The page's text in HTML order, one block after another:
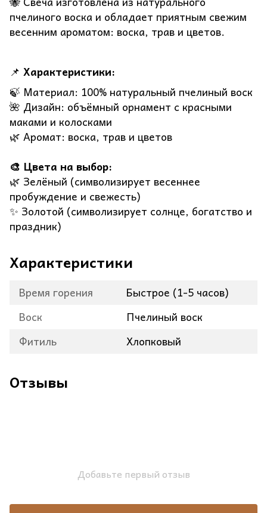
пчелиного воска и обладает приятным свежим
весенним ароматом: воска, трав и цветов.
📌 Характеристики:
🍃 Материал: 100% натуральный пчелиный воск
🌺 Дизайн: объёмный орнамент с красными
маками и колосками
🌿 Аромат: воска, трав и цветов
🎨 Цвета на выбор:
🌿 Зелёный (символизирует весеннее
пробуждение и свежесть)
✨ Золотой (символизирует солнце, богатство и
праздник)
Характеристики
Время горения
Быстрое (1-5 часов)
Воск
Пчелиный воск
Фитиль
Хлопковый
Отзывы
Добавьте первый отзыв